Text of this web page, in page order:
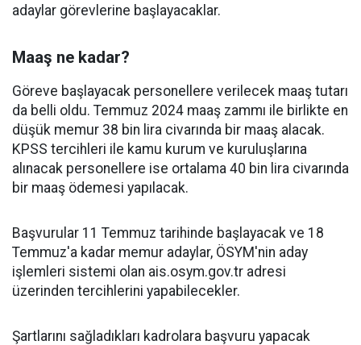
adaylar görevlerine başlayacaklar.
Maaş ne kadar?
Göreve başlayacak personellere verilecek maaş tutarı
da belli oldu. Temmuz 2024 maaş zammı ile birlikte en
düşük memur 38 bin lira civarında bir maaş alacak.
KPSS tercihleri ile kamu kurum ve kuruluşlarına
alınacak personellere ise ortalama 40 bin lira civarında
bir maaş ödemesi yapılacak.
Başvurular 11 Temmuz tarihinde başlayacak ve 18
Temmuz'a kadar memur adaylar, ÖSYM'nin aday
işlemleri sistemi olan ais.osym.gov.tr adresi
üzerinden tercihlerini yapabilecekler.
Şartlarını sağladıkları kadrolara başvuru yapacak